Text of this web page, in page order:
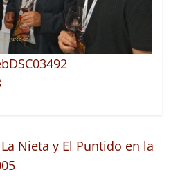
Nieta y El Puntido en la